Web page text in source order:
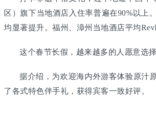
区）旗下当地酒店入住率普遍在90%以上
均显著提升。福州、漳州当地酒店平均
这个春节长假，越来越多的人愿意选
据介绍，为欢迎海内外游客体验原汁
了各式特色伴手礼，获得宾客一致好评。